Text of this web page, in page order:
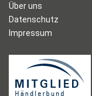
Über uns
Datenschutz
Impressum